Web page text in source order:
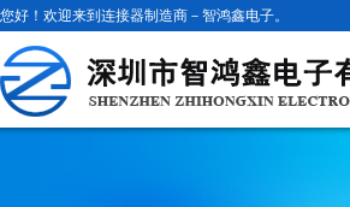
您好！欢迎来到连接器制造商－智鸿鑫电子。